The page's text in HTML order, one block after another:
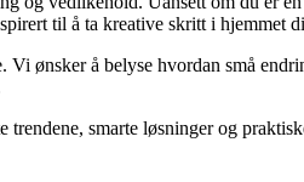
til å ta kreative skritt i hjemmet
ønsker å belyse hvordan små
smarte løsninger og